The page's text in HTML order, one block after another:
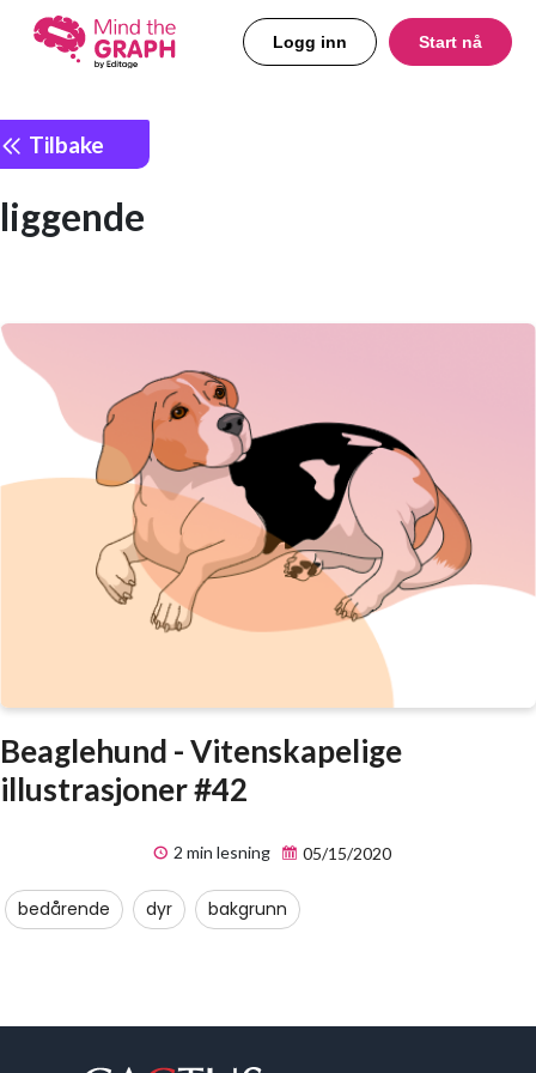
Logg inn Start nå
Tilbake
liggende
Beaglehund - Vitenskapelige
illustrasjoner #42
2 min lesning 05/15/2020
bedårende dyr bakgrunn